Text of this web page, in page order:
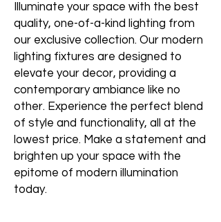
Illuminate your space with the best
quality, one-of-a-kind lighting from
our exclusive collection. Our modern
lighting fixtures are designed to
elevate your decor, providing a
contemporary ambiance like no
other. Experience the perfect blend
of style and functionality, all at the
lowest price. Make a statement and
brighten up your space with the
epitome of modern illumination
today.